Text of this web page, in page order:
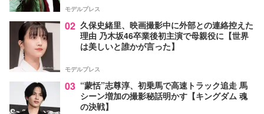
モデルプレス
02 久保史緒里、映画撮影中に外部との連絡控えた
理由 乃木坂46卒業後初主演で母親役に【世界
は美しいと誰かが言った】
モデルプレス
03 “蒙恬”志尊淳、初乗馬で高速トラック追走 馬
シーン増加の撮影秘話明かす【キングダム 魂
の決戦】